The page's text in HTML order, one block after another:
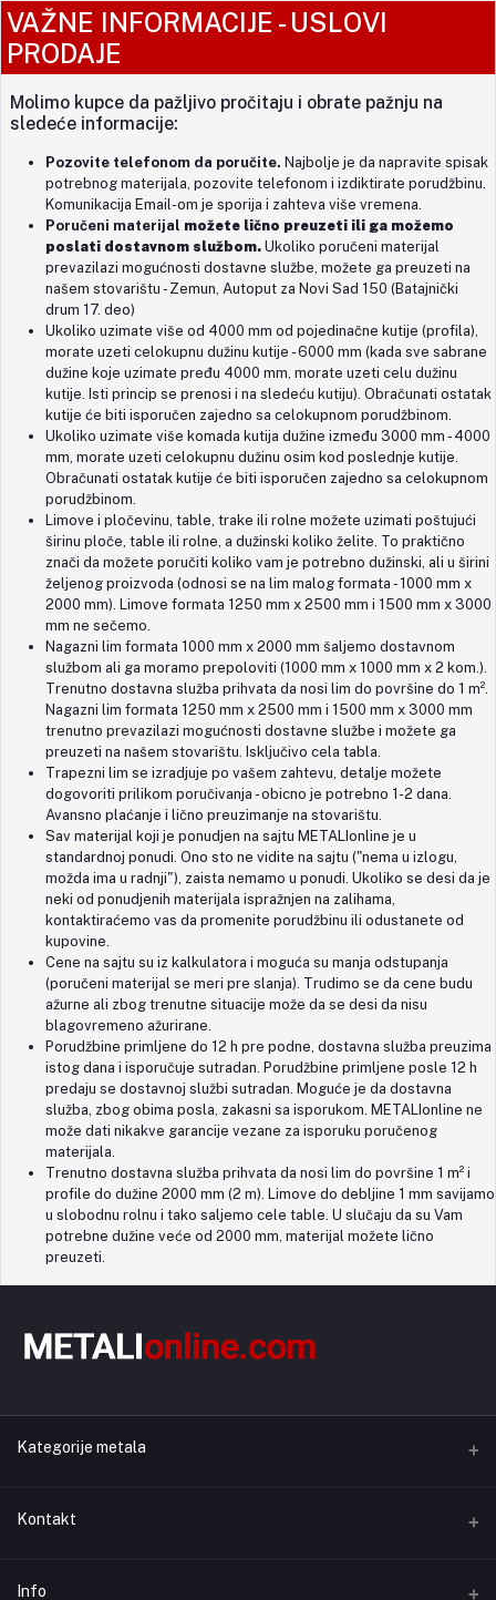
VAŽNE INFORMACIJE - USLOVI
PRODAJE
Molimo kupce da pažljivo pročitaju i obrate pažnju na
sledeće informacije:
Pozovite telefonom da poručite. Najbolje je da napravite spisak
potrebnog materijala, pozovite telefonom i izdiktirate porudžbinu.
Komunikacija Email-om je sporija i zahteva više vremena.
Poručeni materijal možete lično preuzeti ili ga možemo
poslati dostavnom službom. Ukoliko poručeni materijal
prevazilazi mogućnosti dostavne službe, možete ga preuzeti na
našem stovarištu - Zemun, Autoput za Novi Sad 150 (Batajnički
drum 17. deo)
Ukoliko uzimate više od 4000 mm od pojedinačne kutije (profila),
morate uzeti celokupnu dužinu kutije - 6000 mm (kada sve sabrane
dužine koje uzimate pređu 4000 mm, morate uzeti celu dužinu
kutije. Isti princip se prenosi i na sledeću kutiju). Obračunati ostatak
kutije će biti isporučen zajedno sa celokupnom porudžbinom.
Ukoliko uzimate više komada kutija dužine između 3000 mm - 4000
mm, morate uzeti celokupnu dužinu osim kod poslednje kutije.
Obračunati ostatak kutije će biti isporučen zajedno sa celokupnom
porudžbinom.
Limove i pločevinu, table, trake ili rolne možete uzimati poštujući
širinu ploče, table ili rolne, a dužinski koliko želite. To praktično
znači da možete poručiti koliko vam je potrebno dužinski, ali u širini
željenog proizvoda (odnosi se na lim malog formata - 1000 mm x
2000 mm). Limove formata 1250 mm x 2500 mm i 1500 mm x 3000
mm ne sečemo.
Nagazni lim formata 1000 mm x 2000 mm šaljemo dostavnom
službom ali ga moramo prepoloviti (1000 mm x 1000 mm x 2 kom.).
Trenutno dostavna služba prihvata da nosi lim do površine do 1 m².
Nagazni lim formata 1250 mm x 2500 mm i 1500 mm x 3000 mm
trenutno prevazilazi mogućnosti dostavne službe i možete ga
preuzeti na našem stovarištu. Isključivo cela tabla.
Trapezni lim se izradjuje po vašem zahtevu, detalje možete
dogovoriti prilikom poručivanja - obicno je potrebno 1-2 dana.
Avansno plaćanje i lično preuzimanje na stovarištu.
Sav materijal koji je ponudjen na sajtu METALIonline je u
standardnoj ponudi. Ono sto ne vidite na sajtu ("nema u izlogu,
možda ima u radnji"), zaista nemamo u ponudi. Ukoliko se desi da je
neki od ponudjenih materijala ispražnjen na zalihama,
kontaktiraćemo vas da promenite porudžbinu ili odustanete od
kupovine.
Cene na sajtu su iz kalkulatora i moguća su manja odstupanja
(poručeni materijal se meri pre slanja). Trudimo se da cene budu
ažurne ali zbog trenutne situacije može da se desi da nisu
blagovremeno ažurirane.
Porudžbine primljene do 12 h pre podne, dostavna služba preuzima
istog dana i isporučuje sutradan. Porudžbine primljene posle 12 h
predaju se dostavnoj službi sutradan. Moguće je da dostavna
služba, zbog obima posla, zakasni sa isporukom. METALIonline ne
može dati nikakve garancije vezane za isporuku poručenog
materijala.
Trenutno dostavna služba prihvata da nosi lim do površine 1 m² i
profile do dužine 2000 mm (2 m). Limove do debljine 1 mm savijamo
u slobodnu rolnu i tako saljemo cele table. U slučaju da su Vam
potrebne dužine veće od 2000 mm, materijal možete lično
preuzeti.
Kategorije metala
Aluminijum
Mesing
Kontakt
Info